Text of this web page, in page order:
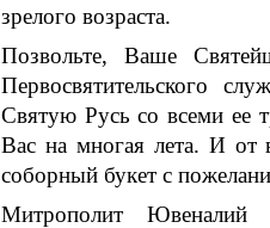
зрелого возраста.
Позвольте, Ваше
Первосвятительского
Святую Русь со всеми ее
Вас на многая лета. И от
соборный букет с
Митрополит Ювеналий